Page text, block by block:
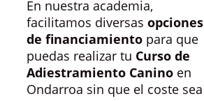
En nuestra academia,
facilitamos diversas opciones
de financiamiento para que
puedas realizar tu Curso de
Adiestramiento Canino en
Ondarroa sin que el coste sea